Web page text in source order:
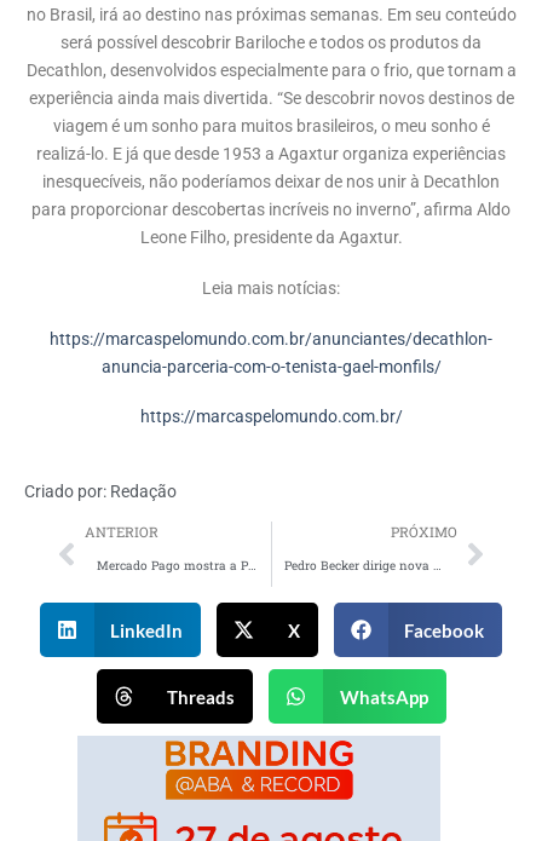
no Brasil, irá ao destino nas próximas semanas. Em seu conteúdo
será possível descobrir Bariloche e todos os produtos da
Decathlon, desenvolvidos especialmente para o frio, que tornam a
experiência ainda mais divertida. “Se descobrir novos destinos de
viagem é um sonho para muitos brasileiros, o meu sonho é
realizá-lo. E já que desde 1953 a Agaxtur organiza experiências
inesquecíveis, não poderíamos deixar de nos unir à Decathlon
para proporcionar descobertas incríveis no inverno”, afirma Aldo
Leone Filho, presidente da Agaxtur.
Leia mais notícias:
https://marcaspelomundo.com.br/anunciantes/decathlon-
anuncia-parceria-com-o-tenista-gael-monfils/
https://marcaspelomundo.com.br/
Criado por: Redação
ANTERIOR
Mercado Pago mostra a PMEs como orquestrar e alavancar seus negócios
PRÓXIMO
Pedro Becker dirige nova campanha do Mr. Jack com Deborah Secco
LinkedIn X Facebook
Threads WhatsApp